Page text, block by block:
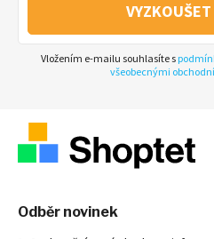
Vložením e-mailu souhlasíte s
všeobecnými
Odběr novinek